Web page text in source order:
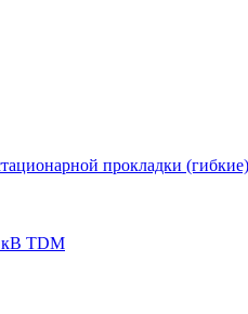
прокладки
кВ TDM